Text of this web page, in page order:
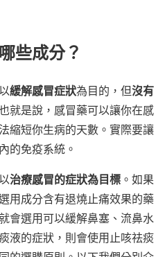
些成分？
緩解感冒症狀為目的，但沒有
就是說，感冒藥可以讓你在感
縮短你生病的天數。實際要讓
的免疫系統。
治療感冒的症狀為目標 。如果
用成分含有退燒止痛效果的藥
會選用可以緩解鼻塞、流鼻水
痰液的症狀，則會使用止咳祛痰